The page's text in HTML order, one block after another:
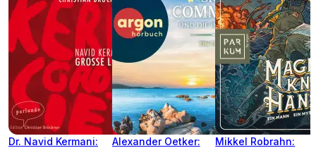
Dr. Navid Kermani:
Alexander Oetker:
Mikkel Robrahn: